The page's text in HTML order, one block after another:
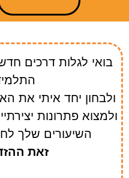
בואי לגלות דרכים
ולבחון יחד איתי את
ולמצוא פתרונות
השיעורים שלך
זאת